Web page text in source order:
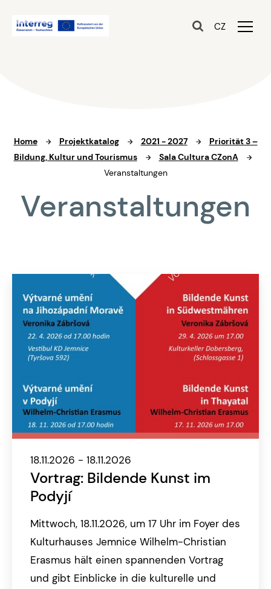
CZ
Home Projektkatalog 2021 - 2027
Priorität 3 –
Bildung, Kultur und Tourismus
Sala Cultura CZonA
Veranstaltungen
Veranstaltungen
18.11.2026 - 18.11.2026
Vortrag: Bildende Kunst im
Podyjí
Mittwoch, 18.11.2026, um 17 Uhr im Foyer des
Kulturhauses Jemnice Wilhelm-Christian
Erasmus hält einen spannenden Vortrag
und gibt Einblicke in die kulturelle und